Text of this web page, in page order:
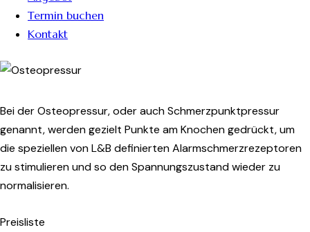
Termin buchen
Kontakt
Bei der Osteopressur, oder auch Schmerzpunktpressur
genannt, werden gezielt Punkte am Knochen gedrückt, um
die speziellen von L&B definierten Alarmschmerzrezeptoren
zu stimulieren und so den Spannungszustand wieder zu
normalisieren.
Preisliste